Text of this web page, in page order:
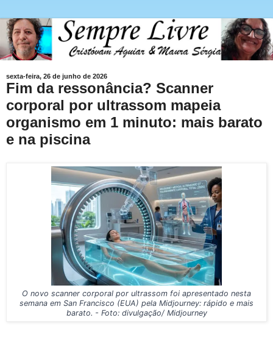
sexta-feira, 26 de junho de 2026
Fim da ressonância? Scanner
corporal por ultrassom mapeia
organismo em 1 minuto: mais barato
e na piscina
O novo scanner corporal por ultrassom foi apresentado nesta
semana em San Francisco (EUA) pela Midjourney: rápido e mais
barato. - Foto: divulgação/ Midjourney